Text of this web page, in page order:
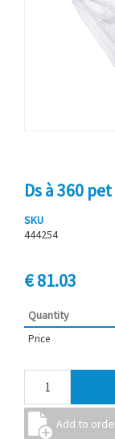
Ds à 360
SKU
444254
€ 81.03
Quantity
Price